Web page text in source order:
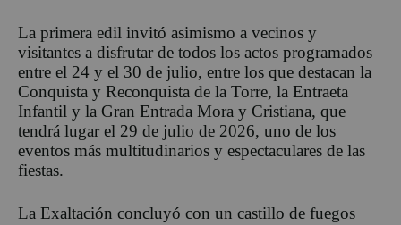
La primera edil invitó asimismo a vecinos y
visitantes a disfrutar de todos los actos programados
entre el 24 y el 30 de julio, entre los que destacan la
Conquista y Reconquista de la Torre, la Entraeta
Infantil y la Gran Entrada Mora y Cristiana, que
tendrá lugar el 29 de julio de 2026, uno de los
eventos más multitudinarios y espectaculares de las
fiestas.
La Exaltación concluyó con un castillo de fuegos